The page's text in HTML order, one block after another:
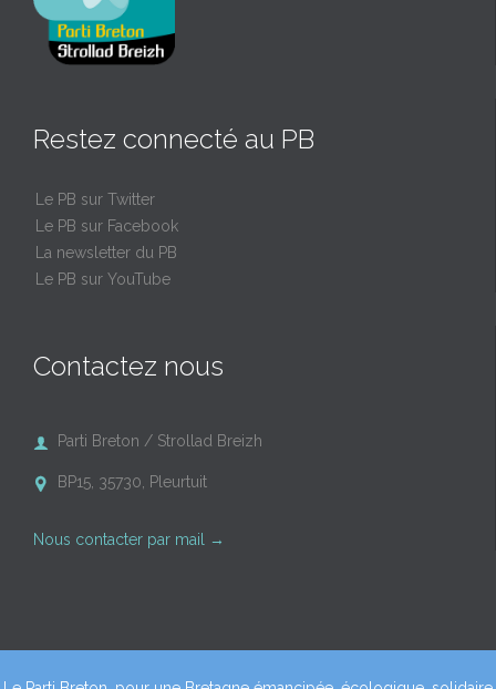
Restez connecté au PB
Le PB sur Twitter
Le PB sur Facebook
La newsletter du PB
Le PB sur YouTube
Contactez nous
 Parti Breton / Strollad Breizh
 BP15, 35730, Pleurtuit
Nous contacter par mail →